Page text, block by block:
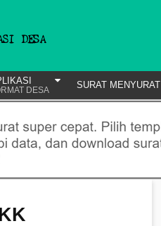
DESA SURAT MENYURAT